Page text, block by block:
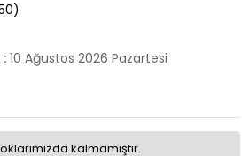
: 10 Ağustos 2026 Pazartesi
kalmamıştır.